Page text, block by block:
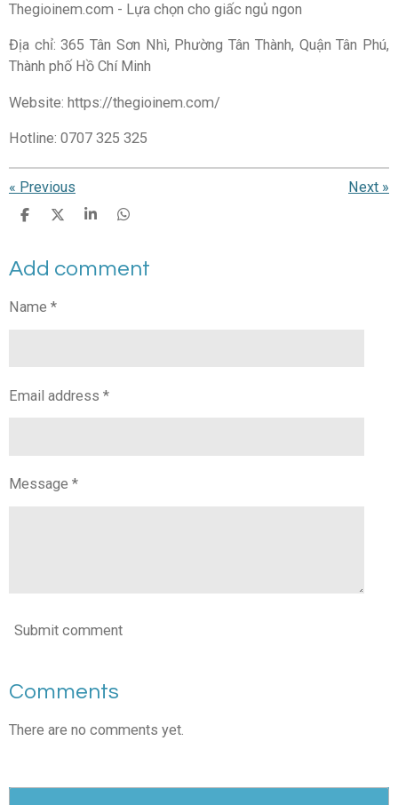
Thegioinem.com - Lựa chọn cho giấc ngủ ngon
Địa chỉ: 365 Tân Sơn Nhì, Phường Tân Thành, Quận Tân Phú,
Thành phố Hồ Chí Minh
Website: https://thegioinem.com/
Hotline: 0707 325 325
« Previous Next »
S
r
e
S
r
e
S
r
e
S
r
e
Add comment
Name *
Email address *
Message *
Submit comment
Comments
There are no comments yet.